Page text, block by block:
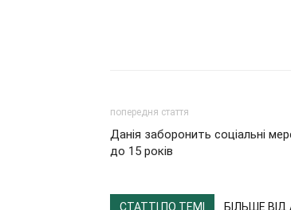
попередня стаття
Данія заборонить соціальні
до 15 років
СТАТТІ ПО ТЕМІ БІЛЬШЕ